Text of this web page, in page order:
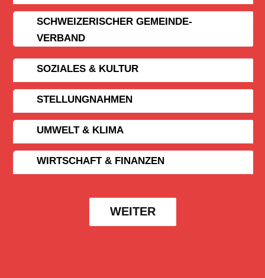
SCHWEIZERISCHER GEMEINDE­
VERBAND
SOZIALES & KULTUR
STELLUNGNAHMEN
UMWELT & KLIMA
WIRTSCHAFT & FINANZEN
WEITER